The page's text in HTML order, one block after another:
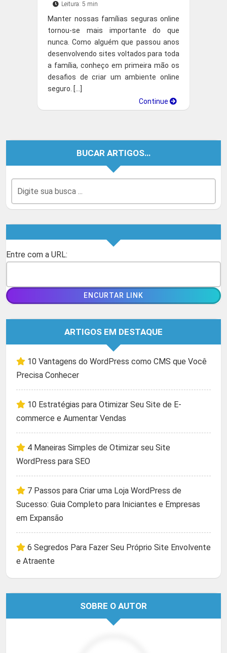
Leitura: 5 min
Manter nossas famílias seguras online
tornou-se mais importante do que
nunca. Como alguém que passou anos
desenvolvendo sites voltados para toda
a família, conheço em primeira mão os
desafios de criar um ambiente online
seguro. […]
Continue
BUCAR ARTIGOS…
Entre com a URL:
ARTIGOS EM DESTAQUE
10 Vantagens do WordPress como CMS que Você
Precisa Conhecer
10 Estratégias para Otimizar Seu Site de E-
commerce e Aumentar Vendas
4 Maneiras Simples de Otimizar seu Site
WordPress para SEO
7 Passos para Criar uma Loja WordPress de
Sucesso: Guia Completo para Iniciantes e Empresas
em Expansão
6 Segredos Para Fazer Seu Próprio Site Envolvente
e Atraente
SOBRE O AUTOR